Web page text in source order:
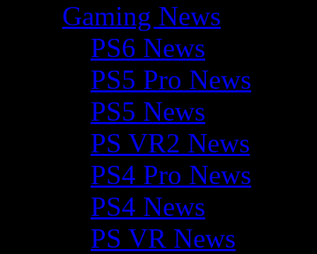
Gaming News
PS6 News
PS5 Pro News
PS5 News
PS VR2 News
PS4 Pro News
PS4 News
PS VR News